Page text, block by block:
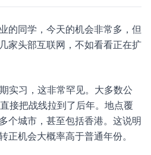
的同学，今天的机会非常多，但
家头部互联网，不如看看正在扩
实习，这非常罕见。大多数公
接把战线拉到了后年。地点覆
个城市，甚至包括香港。这说明
正机会大概率高于普通年份。